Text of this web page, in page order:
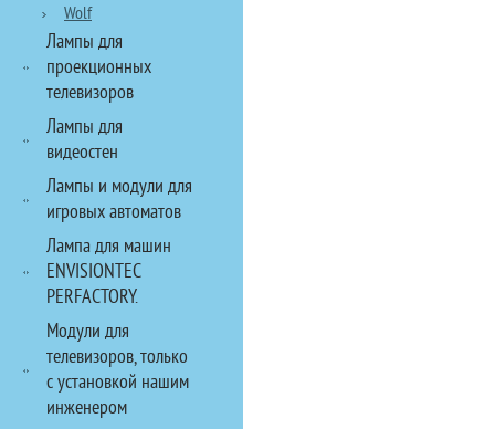
Wolf
Лампы для
проекционных
телевизоров
Лампы для
видеостен
Лампы и модули для
игровых автоматов
Лампа для машин
ENVISIONTEC
PERFACTORY.
Модули для
телевизоров, только
с установкой нашим
инженером